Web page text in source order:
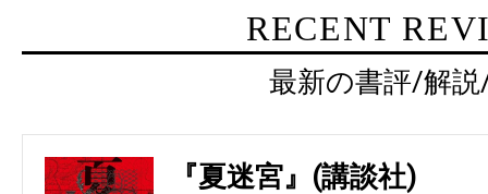
RECENT
最新の書評/解
『夏迷宮』(講談社)